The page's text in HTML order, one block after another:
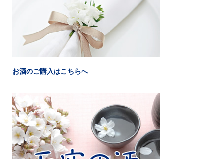
お酒のご購入はこちらへ